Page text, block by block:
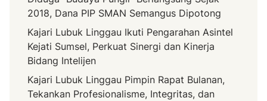
2018, Dana PIP SMAN Semangus Dipotong
Kajari Lubuk Linggau Ikuti Pengarahan Asintel
Kejati Sumsel, Perkuat Sinergi dan Kinerja
Bidang Intelijen
Kajari Lubuk Linggau Pimpin Rapat Bulanan,
Tekankan Profesionalisme, Integritas, dan